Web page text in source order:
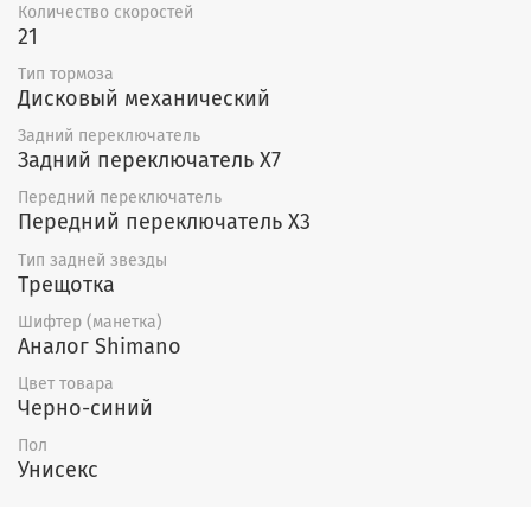
Количество скоростей
21
Тип тормоза
Дисковый механический
Задний переключатель
Задний переключатель X7
Передний переключатель
Передний переключатель X3
Тип задней звезды
Трещотка
Шифтер (манетка)
Аналог Shimano
Цвет товара
Черно-синий
Пол
Унисекс